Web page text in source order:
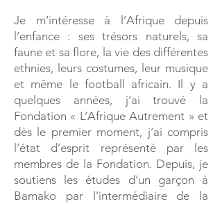
Je m’intéresse à l’Afrique depuis
l’enfance : ses trésors naturels, sa
faune et sa flore, la vie des différentes
ethnies, leurs costumes, leur musique
et même le football africain. Il y a
quelques années, j’ai trouvé la
Fondation « L’Afrique Autrement » et
dès le premier moment, j’ai compris
l’état d’esprit représenté par les
membres de la Fondation. Depuis, je
soutiens les études d’un garçon à
Bamako par l’intermédiaire de la